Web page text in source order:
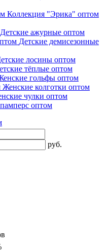
Коллекция "Эрика" оптом
Детские ажурные оптом
Детские демисезонные
лосины оптом
тёплые оптом
гольфы оптом
Женские колготки оптом
чулки оптом
оптом
руб.